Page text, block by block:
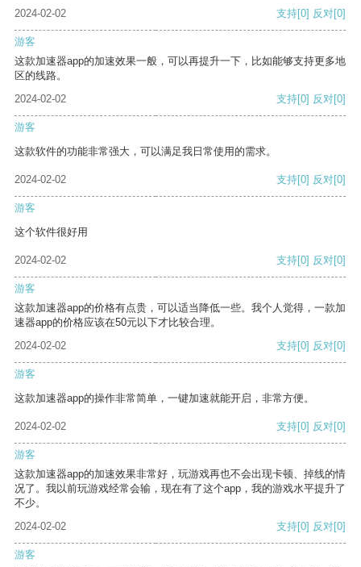
2024-02-02
支持[0] 反对[0]
游客
这款加速器app的加速效果一般，可以再提升一下，比如能够支持更多地
区的线路。
2024-02-02
支持[0] 反对[0]
游客
这款软件的功能非常强大，可以满足我日常使用的需求。
2024-02-02 支持[0] 反对[0]
游客
这个软件很好用
2024-02-02 支持[0] 反对[0]
游客
这款加速器app的价格有点贵，可以适当降低一些。我个人觉得，一款加
速器app的价格应该在50元以下才比较合理。
2024-02-02
支持[0] 反对[0]
游客
这款加速器app的操作非常简单，一键加速就能开启，非常方便。
2024-02-02 支持[0] 反对[0]
游客
这款加速器app的加速效果非常好，玩游戏再也不会出现卡顿、掉线的情
况了。我以前玩游戏经常会输，现在有了这个app，我的游戏水平提升了
不少。
2024-02-02
支持[0] 反对[0]
游客